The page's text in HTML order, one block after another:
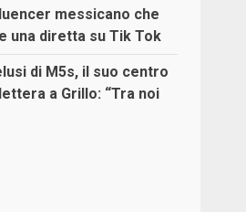
messicano che
una diretta su Tik Tok
di M5s, il suo centro
a Grillo: “Tra noi